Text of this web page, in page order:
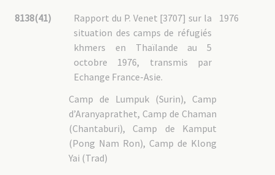
8138(41) 1976
Rapport du P. Venet [3707] sur la
situation des camps de réfugiés
khmers en Thaïlande au 5
octobre 1976, transmis par
Echange France-Asie.
Camp de Lumpuk (Surin), Camp
d’Aranyaprathet, Camp de Chaman
(Chantaburi), Camp de Kamput
(Pong Nam Ron), Camp de Klong
Yai (Trad)